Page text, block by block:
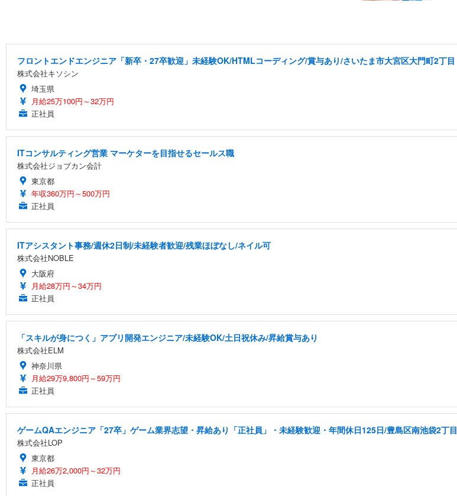
フロントエンドエンジニア「新卒・27卒歓迎」未経験OK/HTMLコーディング/賞与あり/さいたま市大宮区大門町2丁目
株式会社キソシン
埼玉県
月給25万100円～32万円
正社員
ITコンサルティング営業 マーケターを目指せるセールス職
株式会社ジョブカン会計
東京都
年収360万円～500万円
正社員
ITアシスタント事務/週休2日制/未経験者歓迎/残業ほぼなし/ネイル可
株式会社NOBLE
大阪府
月給28万円～34万円
正社員
「スキルが身につく」アプリ開発エンジニア/未経験OK/土日祝休み/昇給賞与あり
株式会社ELM
神奈川県
月給29万9,800円～59万円
正社員
ゲームQAエンジニア「27卒」ゲーム業界志望・昇給あり「正社員」・未経験歓迎・年間休日125日/豊島区南池袋2丁目
株式会社LOP
東京都
月給26万2,000円～32万円
正社員